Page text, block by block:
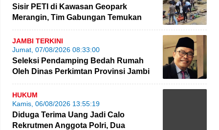
Sisir PETI di Kawasan Geopark
Merangin, Tim Gabungan Temukan
Empat Rakit yang Ditinggalkan
JAMBI TERKINI
Jumat, 07/08/2026 08:33:00
Seleksi Pendamping Bedah Rumah
Oleh Dinas Perkimtan Provinsi Jambi
Kembali Dikritik
HUKUM
Kamis, 06/08/2026 13:55:19
Diduga Terima Uang Jadi Calo
Rekrutmen Anggota Polri, Dua